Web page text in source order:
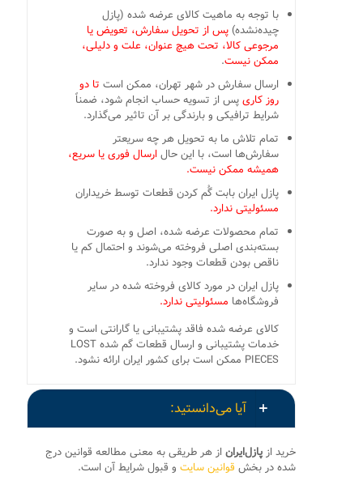
با توجه به ماهیت کالای عرضه شده (پازل
چیده‌نشده) پس از تحویل سفارش، تعویض یا
مرجوعی کالا، تحت هیچ عنوان، علت و دلیلی،
ممکن نیست.
ارسال سفارش در شهر تهران، ممکن است تا دو
روز کاریپس از تسویه حساب انجام شود، ضمناً
شرایط ترافیکی و بارندگی بر آن تاثیر می‌گذارد.
تمام تلاش ما به تحویل هر چه سریعتر
سفارش‌ها است، با این حالارسال فوری یا سریع،
همیشه ممکن نیست.
پازل ایران بابت گُم کردن قطعات توسط خریداران
مسئولیتی ندارد.
تمام محصولات عرضه شده، اصل و به صورت
بسته‌بندی اصلی فروخته می‌شوند و احتمال کم یا
ناقص بودن قطعات وجود ندارد.
پازل ایران در مورد کالای فروخته شده در سایر
فروشگاه‌ها مسئولیتی ندارد.
کالای عرضه شده فاقد پشتیبانی یا گارانتی است و
خدمات پشتیبانی و ارسال قطعات گم شده LOST
PIECES ممکن است برای کشور ایران ارائه نشود.
آیا می‌دانستید:
خرید ازپازل‌ایران از هر طریقی به معنی مطالعه قوانین درج
شده در بخش قوانین سایت و قبول شرایط آن است.